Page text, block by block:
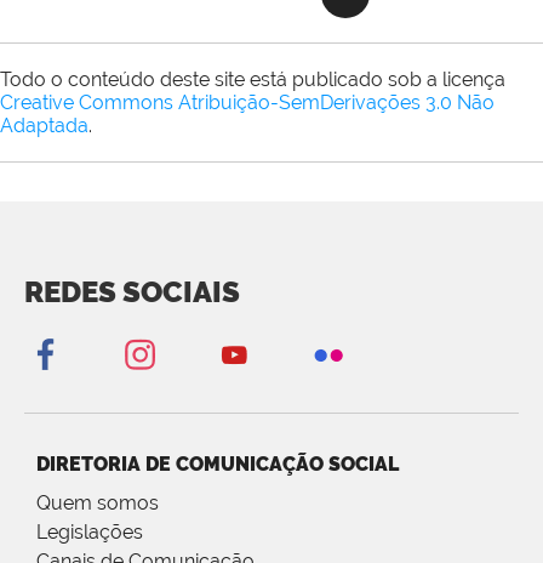
Todo o conteúdo deste site está publicado sob a licença
Creative Commons Atribuição-SemDerivações 3.0 Não
Adaptada.
REDES SOCIAIS
DIRETORIA DE COMUNICAÇÃO SOCIAL
Quem somos
Legislações